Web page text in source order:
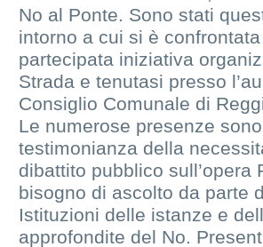
No al Ponte. Sono stati
intorno a cui si è
partecipata iniziativa
Strada e tenutasi presso
Consiglio Comunale di
Le numerose presenze
testimonianza della
dibattito pubblico sull’opera
bisogno di ascolto da parte
Istituzioni delle istanze e
approfondite del No.